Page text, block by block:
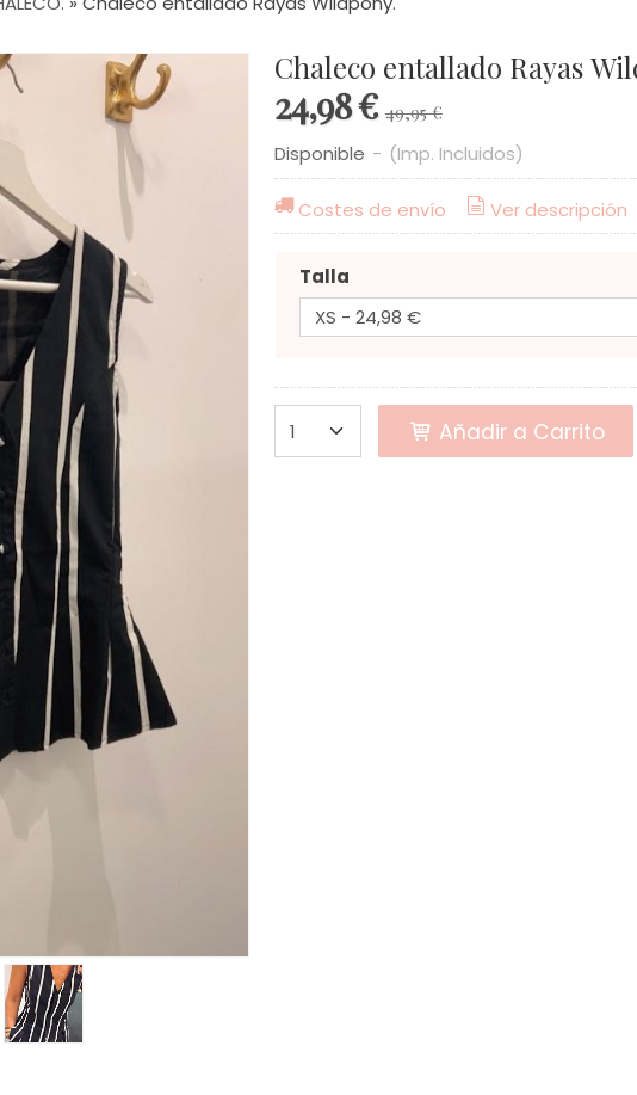
Chaleco entallado Rayas
24,98 € 49,95 €
Disponible - (Imp. Incluidos)
Costes de envío Ver descripción
Talla
Añadir a Carrito